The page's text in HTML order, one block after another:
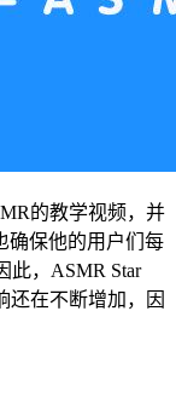
的教学视频，并
确保他的用户们每
此，ASMR Star
还在不断增加，因